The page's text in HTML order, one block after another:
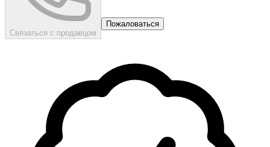
Связаться с продавцом
Пожаловаться